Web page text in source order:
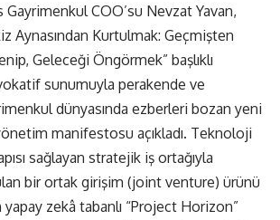
Gayrimenkul COO’su Nevzat Yavan,
Aynasından Kurtulmak: Geçmişten
Geleceği Öngörmek” başlıklı
sunumuyla perakende ve
dünyasında ezberleri bozan yeni
manifestosu açıkladı. Teknoloji
sağlayan stratejik iş ortağıyla
bir ortak girişim (joint venture) ürünü
yapay zekâ tabanlı “Project Horizon”